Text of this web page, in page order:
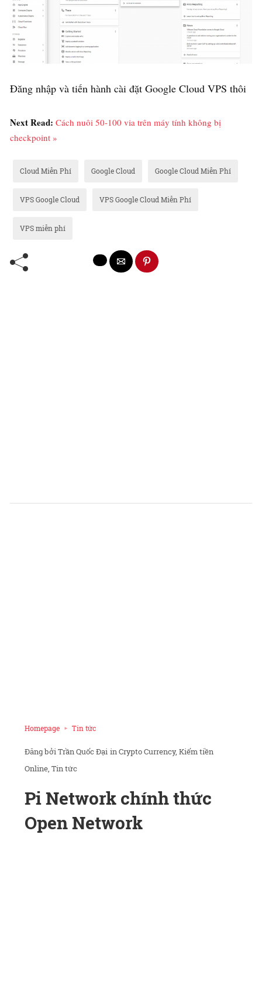
Đăng nhập và tiến hành cài đặt Google Cloud VPS thôi
Next Read: Cách nuôi 50-100 via trên máy tính không bị
checkpoint »
Cloud Miễn Phí Google Cloud Google Cloud Miễn Phí
VPS Google Cloud VPS Google Cloud Miễn Phí
VPS miễn phí